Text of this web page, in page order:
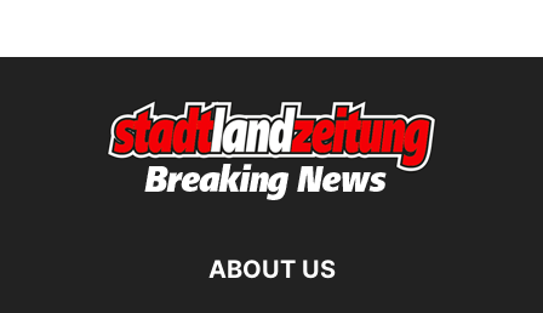
ABOUT US